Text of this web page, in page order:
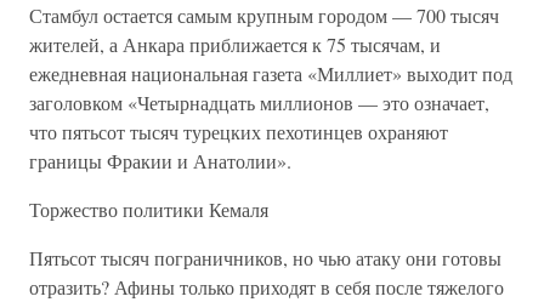
Стамбул остается самым крупным городом — 700 тысяч
жителей, а Анкара приближается к 75 тысячам, и
ежедневная национальная газета «Миллиет» выходит под
заголовком «Четырнадцать миллионов — это означает,
что пятьсот тысяч турецких пехотинцев охраняют
границы Фракии и Анатолии».
Торжество политики Кемаля
Пятьсот тысяч пограничников, но чью атаку они готовы
отразить? Афины только приходят в себя после тяжелого